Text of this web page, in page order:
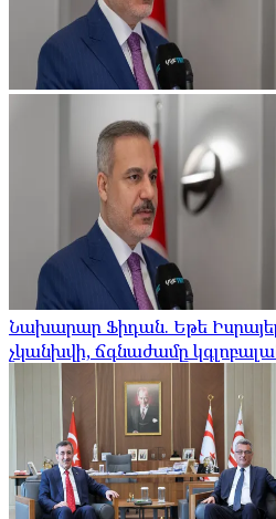
Նախարար Ֆիդան. Եթե
չկանխվի, ճգնաժամը